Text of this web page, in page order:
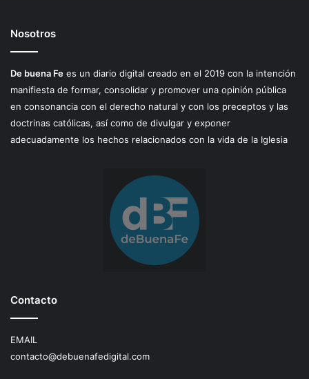
Nosotros
De buena Fe es un diario digital creado en el 2019 con la intención
manifiesta de formar, consolidar y promover una opinión pública
en consonancia con el derecho natural y con los preceptos y las
doctrinas católicas, así como de divulgar y exponer
adecuadamente los hechos relacionados con la vida de la Iglesia
Contacto
EMAIL
contacto@debuenafedigital.com